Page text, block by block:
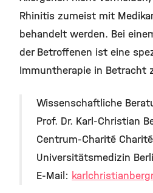
Rhinitis zumeist mit
behandelt werden. Bei
der Betroffenen ist eine
Immuntherapie in Betracht
Wissenschaftliche
Prof. Dr. Karl-Christian
Centrum-Charité
Universitätsmedizin
E-Mail: